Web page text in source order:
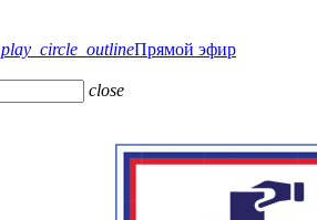
play_circle_outlineПрямой эфир
close